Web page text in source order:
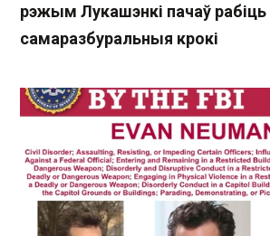
рэжым Лукашэнкі пачаў рабіць
самаразбуральныя крокі